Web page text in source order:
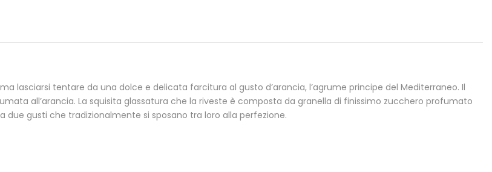
lasciarsi tentare da una dolce e delicata farcitura al gusto d’arancia, l’agrume principe del Mediterraneo. Il
all’arancia. La squisita glassatura che la riveste è composta da granella di finissimo zucchero profumato
gusti che tradizionalmente si sposano tra loro alla perfezione.